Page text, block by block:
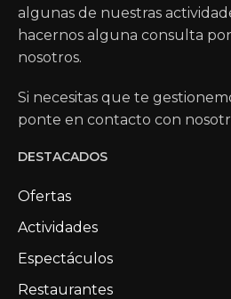
algunas de nuestras
hacernos alguna consulta
nosotros.
Si necesitas que te
ponte en contacto con
DESTACADOS
Ofertas
Actividades
Espectáculos
Restaurantes